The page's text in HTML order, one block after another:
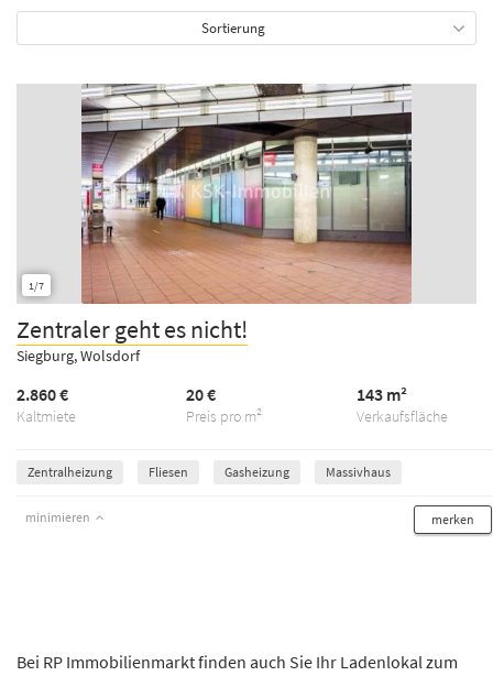
Sortierung
1/7
Zentraler geht es nicht!
Siegburg, Wolsdorf
Kaltmiete
2.860 €
Preis pro m²
20 €
Verkaufsfläche
143 m²
Zentralheizung Fliesen Gasheizung Massivhaus
minimieren merken
Bei RP Immobilienmarkt finden auch Sie Ihr Ladenlokal zum